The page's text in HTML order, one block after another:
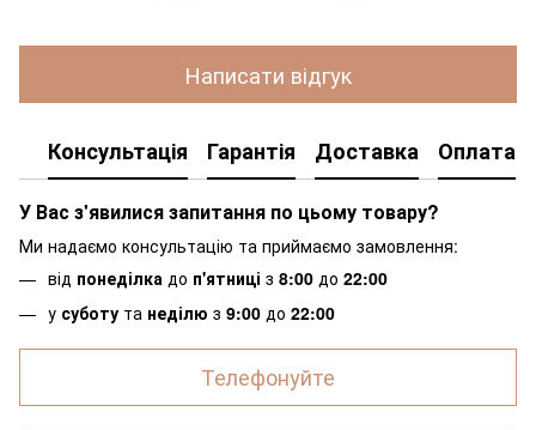
Написати відгук
Консультація Гарантія Доставка Оплата
У Вас з'явилися запитання по цьому товару?
Ми надаємо консультацію та приймаємо замовлення:
від понеділка до п'ятниці з 8:00 до 22:00
у суботу та неділю з 9:00 до 22:00
Телефонуйте